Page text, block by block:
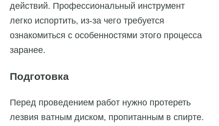
действий. Профессиональный инструмент
легко испортить, из-за чего требуется
ознакомиться с особенностями этого процесса
заранее.
Подготовка
Перед проведением работ нужно протереть
лезвия ватным диском, пропитанным в спирте.